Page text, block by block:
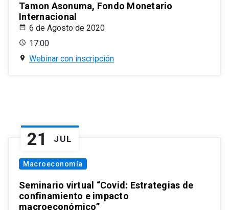
Tamon Asonuma, Fondo Monetario
Internacional
6 de Agosto de 2020
17:00
Webinar con inscripción
21 JUL
Macroeconomía
Seminario virtual “Covid: Estrategias de
confinamiento e impacto
macroeconómico”